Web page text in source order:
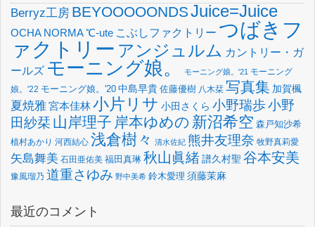
Berryz工房 BEYOOOOONDSJuice=Juice
OCHA NORMA℃-ute こぶしファクトリー つばきフ
ァクトリー アンジュルム カントリー・ガ
ールズ モーニング娘。 モーニング娘。'21 モーニング
娘。'22 モーニング娘。'20 中島早貴 佐藤優樹 八木栞 写真集 加賀楓
夏焼雅宮本佳林小片リサ 小田さくら 小野瑞歩小野
田紗栞 山岸理子 岸本ゆめの 新沼希空 森戸知沙希
植村あかり 河西結心 浅倉樹々 清水佐紀 熊井友理奈 牧野真莉愛
矢島舞美 石田亜佑美 福田真琳 秋山眞緒譜久村聖 谷本安美
豫風瑠乃 道重さゆみ 野中美希 鈴木愛理 須藤茉麻
最近のコメント